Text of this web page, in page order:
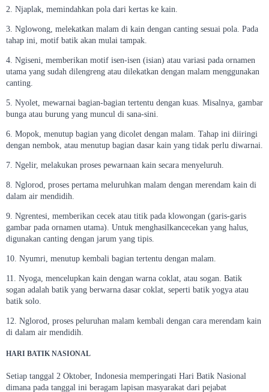
2. Njaplak, memindahkan pola dari kertas ke kain.
3. Nglowong, melekatkan malam di kain dengan canting sesuai pola. Pada
tahap ini, motif batik akan mulai tampak.
4. Ngiseni, memberikan motif isen-isen (isian) atau variasi pada ornamen
utama yang sudah dilengreng atau dilekatkan dengan malam menggunakan
canting.
5. Nyolet, mewarnai bagian-bagian tertentu dengan kuas. Misalnya, gambar
bunga atau burung yang muncul di sana-sini.
6. Mopok, menutup bagian yang dicolet dengan malam. Tahap ini diiringi
dengan nembok, atau menutup bagian dasar kain yang tidak perlu diwarnai.
7. Ngelir, melakukan proses pewarnaan kain secara menyeluruh.
8. Nglorod, proses pertama meluruhkan malam dengan merendam kain di
dalam air mendidih.
9. Ngrentesi, memberikan cecek atau titik pada klowongan (garis-garis
gambar pada ornamen utama). Untuk menghasilkancecekan yang halus,
digunakan canting dengan jarum yang tipis.
10. Nyumri, menutup kembali bagian tertentu dengan malam.
11. Nyoga, mencelupkan kain dengan warna coklat, atau sogan. Batik
sogan adalah batik yang berwarna dasar coklat, seperti batik yogya atau
batik solo.
12. Nglorod, proses peluruhan malam kembali dengan cara merendam kain
di dalam air mendidih.
HARI BATIK NASIONAL
Setiap tanggal 2 Oktober, Indonesia memperingati Hari Batik Nasional
dimana pada tanggal ini beragam lapisan masyarakat dari pejabat